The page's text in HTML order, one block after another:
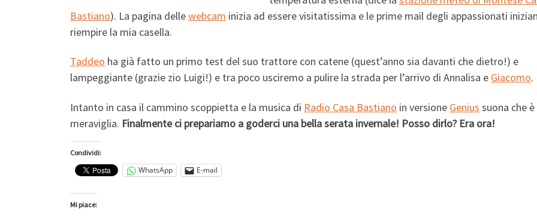
Bastiano). La pagina dellewebcam inizia ad essere visitatissima e le prime mail degli appassionati
riempire la mia casella.
Taddeo ha già fatto un primo test del suo trattore con catene (quest’anno sia davanti che dietro!) e
lampeggiante (grazie zio Luigi!) e tra poco usciremo a pulire la strada per l’arrivo di Annalisa e Giacomo.
Intanto in casa il cammino scoppietta e la musica di Radio Casa Bastiano in versione Genius suona che è
meraviglia. Finalmente ci prepariamo a goderci una bella serata invernale! Posso dirlo? Era ora!
Condividi:
WhatsApp E-mail
Mi piace: